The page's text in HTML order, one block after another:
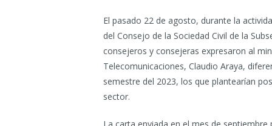
El pasado 22 de agosto, durante la
del Consejo de la Sociedad Civil de la
consejeros y consejeras expresaron al
Telecomunicaciones, Claudio Araya,
semestre del 2023, los que plantearían
sector.